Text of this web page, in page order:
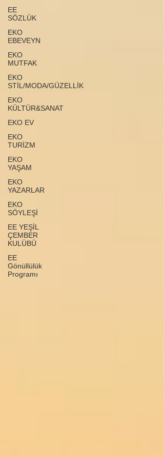
EE
SÖZLÜK
EKO
EBEVEYN
EKO
MUTFAK
EKO
STİL/MODA/GÜZELLİK
EKO
KÜLTÜR&SANAT
EKO EV
EKO
TURİZM
EKO
YAŞAM
EKO
YAZARLAR
EKO
SÖYLEŞİ
EE YEŞİL
ÇEMBER
KULÜBÜ
EE
Gönüllülük
Programı